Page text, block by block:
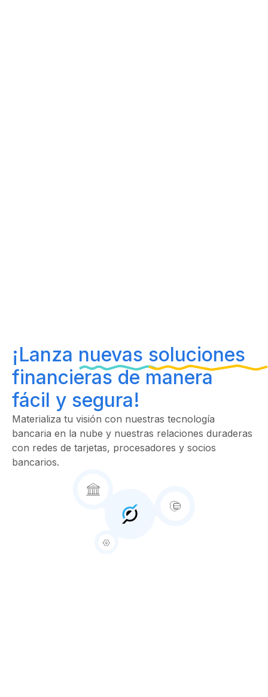
¡Lanza nuevas soluciones
financieras de manera
fácil y segura!
Materializa tu visión con nuestras tecnología
bancaria en la nube y nuestras relaciones duraderas
con redes de tarjetas, procesadores y socios
bancarios.